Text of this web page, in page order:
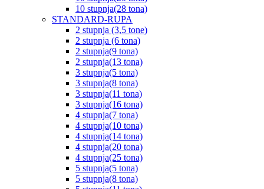
10 stupnja(28 tona)
STANDARD-RUPA
2 stupnja (3,5 tone)
2 stupnja (6 tona)
2 stupnja(9 tona)
2 stupnja(13 tona)
3 stupnja(5 tona)
3 stupnja(8 tona)
3 stupnja(11 tona)
3 stupnja(16 tona)
4 stupnja(7 tona)
4 stupnja(10 tona)
4 stupnja(14 tona)
4 stupnja(20 tona)
4 stupnja(25 tona)
5 stupnja(5 tona)
5 stupnja(8 tona)